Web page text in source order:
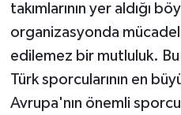
takımlarının yer aldığı
organizasyonda
edilemez bir mutluluk. Bu
Türk sporcularının en
Avrupa'nın önemli